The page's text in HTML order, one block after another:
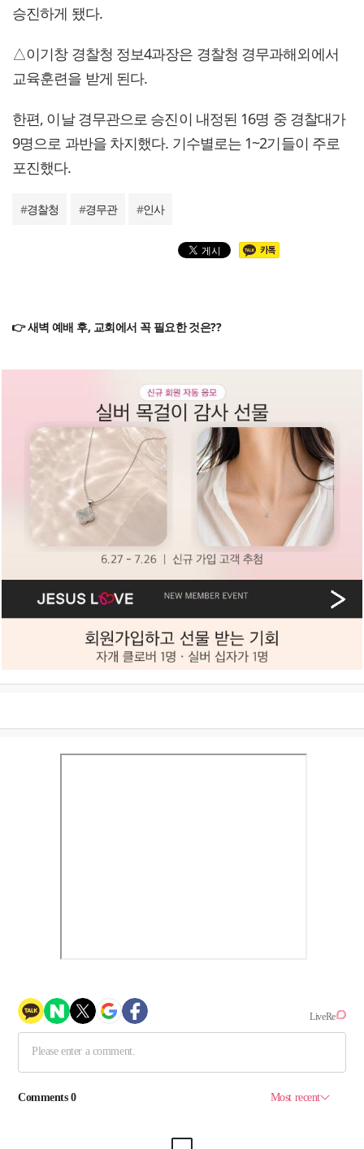
승진하게 됐다.
△이기창 경찰청 정보4과장은 경찰청 경무과해외에서
교육훈련을 받게 된다.
한편, 이날 경무관으로 승진이 내정된 16명 중 경찰대가
9명으로 과반을 차지했다. 기수별로는 1~2기들이 주로
포진했다.
#경찰청 #경무관 #인사
👉 새벽 예배 후, 교회에서 꼭 필요한 것은??